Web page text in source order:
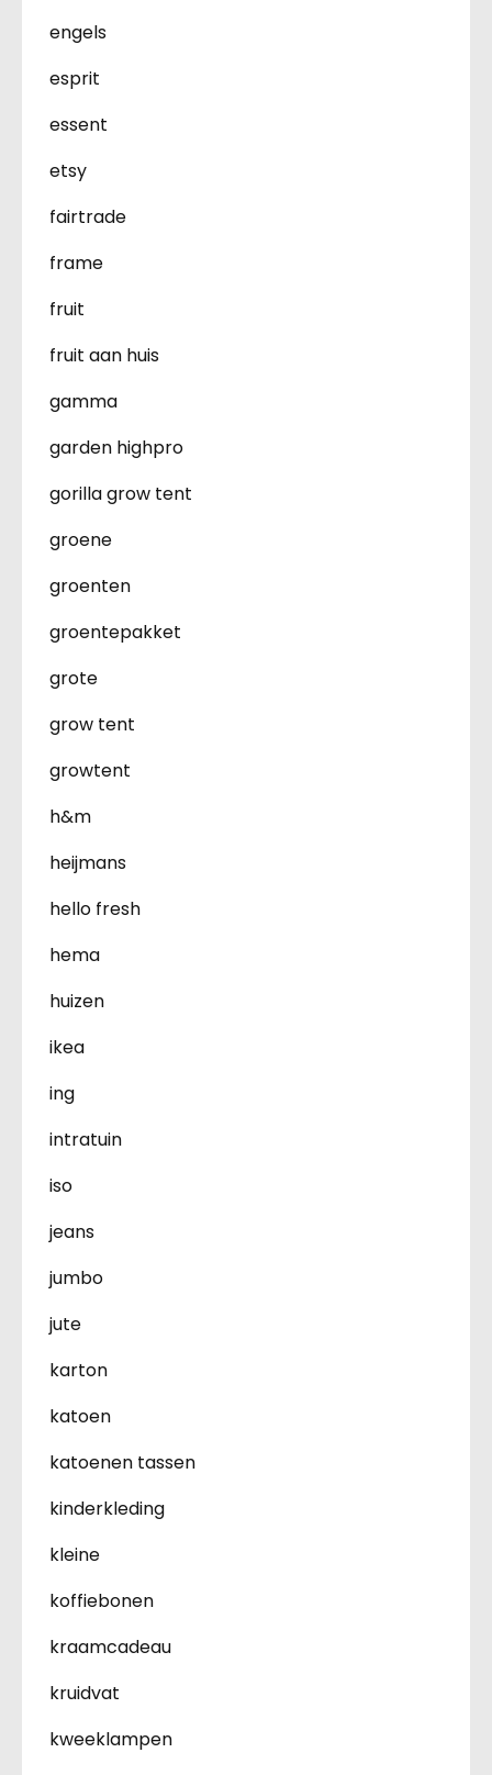
engels
esprit
essent
etsy
fairtrade
frame
fruit
fruit aan huis
gamma
garden highpro
gorilla grow tent
groene
groenten
groentepakket
grote
grow tent
growtent
h&m
heijmans
hello fresh
hema
huizen
ikea
ing
intratuin
iso
jeans
jumbo
jute
karton
katoen
katoenen tassen
kinderkleding
kleine
koffiebonen
kraamcadeau
kruidvat
kweeklampen